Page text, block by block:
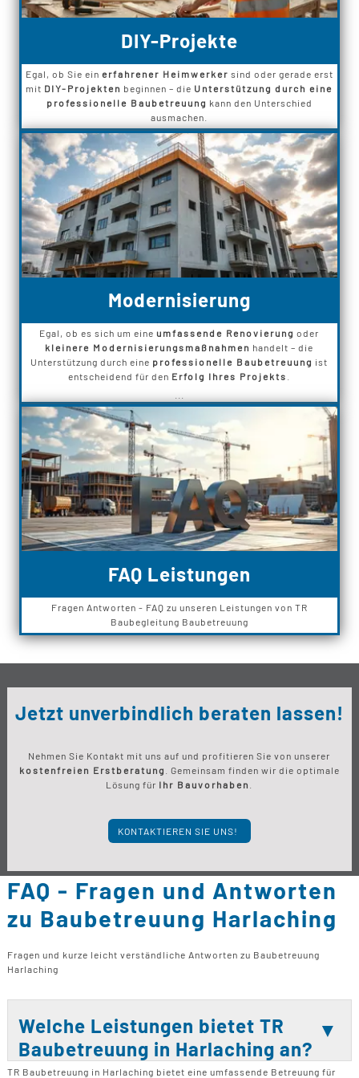
DIY-Projekte
Egal, ob Sie ein erfahrener Heimwerker sind oder gerade erst
mit DIY-Projekten beginnen – die Unterstützung durch eine
professionelle Baubetreuung kann den Unterschied
ausmachen.
Modernisierung
Egal, ob es sich um eineumfassende Renovierung oder
kleinere Modernisierungsmaßnahmen handelt – die
Unterstützung durch eine professionelle Baubetreuung ist
entscheidend für den Erfolg Ihres Projekts
FAQ Leistungen
Fragen Antworten - FAQ zu unseren Leistungen von TR
Baubegleitung Baubetreuung
Jetzt unverbindlich beraten lassen!
Nehmen Sie Kontakt mit uns auf und profitieren Sie von unserer
kostenfreien Erstberatung
. Gemeinsam finden wir die optimale
Lösung für Ihr Bauvorhaben
KONTAKTIEREN SIE UNS!
FAQ - Fragen und Antworten
zu Baubetreuung Harlaching
Fragen und kurze leicht verständliche Antworten zu Baubetreuung
Harlaching
Welche Leistungen bietet TR
Baubetreuung in Harlaching an?
TR Baubetreuung in Harlaching bietet eine umfassende Betreuung für